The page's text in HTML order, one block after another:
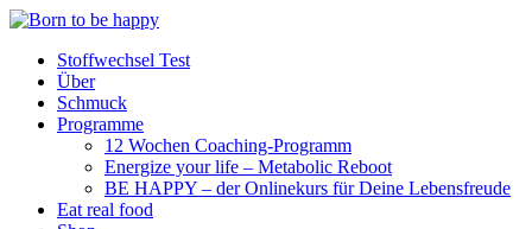
Stoffwechsel Test
Über
Schmuck
Programme
12 Wochen Coaching-Programm
Energize your life – Metabolic Reboot
BE HAPPY – der Onlinekurs für Deine Lebensfreude
Eat real food